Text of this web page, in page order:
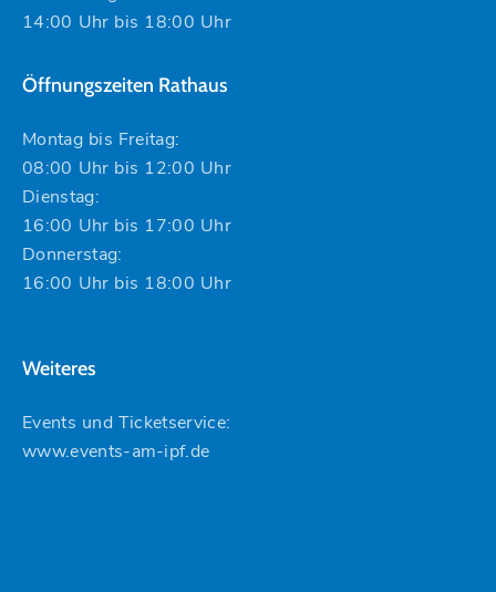
14:00 Uhr bis 18:00 Uhr
Öffnungszeiten Rathaus
Montag bis Freitag:
08:00 Uhr bis 12:00 Uhr
Dienstag:
16:00 Uhr bis 17:00 Uhr
Donnerstag:
16:00 Uhr bis 18:00 Uhr
Weiteres
Events und Ticketservice:
www.events-am-ipf.de